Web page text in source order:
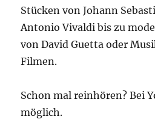
Stücken von Johann
Antonio Vivaldi bis zu
von David Guetta oder
Filmen.
Schon mal reinhören? Bei
möglich.